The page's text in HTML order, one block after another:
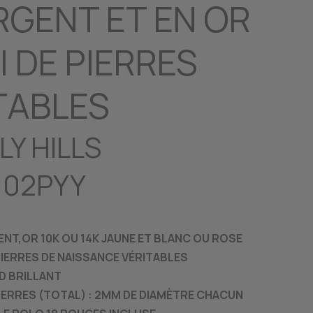
ET EN OR
DE PIERRES
HILLS
10K OU 14K JAUNE ET BLANC OU ROSE
DE NAISSANCE VÉRITABLES
BRILLANT
(TOTAL) : 2MM DE DIAMÈTRE CHACUN